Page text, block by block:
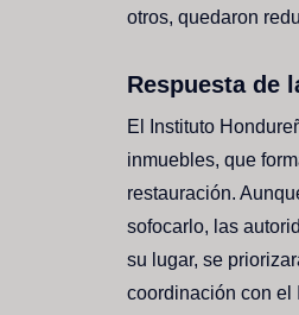
otros, quedaron
Respuesta de
El Instituto
inmuebles, que
restauración.
sofocarlo, las
su lugar, se
coordinación con el